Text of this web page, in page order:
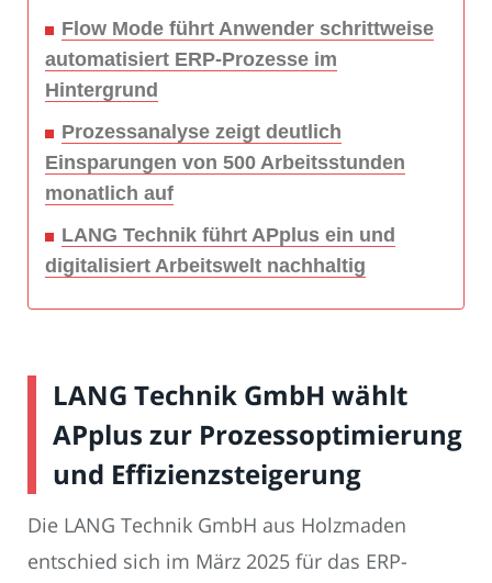
Flow Mode führt Anwender schrittweise
automatisiert ERP-Prozesse im
Hintergrund
Prozessanalyse zeigt deutlich
Einsparungen von 500 Arbeitsstunden
monatlich auf
LANG Technik führt APplus ein und
digitalisiert Arbeitswelt nachhaltig
LANG Technik GmbH wählt
APplus zur Prozessoptimierung
und Effizienzsteigerung
Die LANG Technik GmbH aus Holzmaden
entschied sich im März 2025 für das ERP-